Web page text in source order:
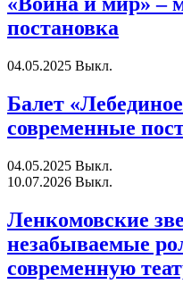
постановка
04.05.2025 Выкл.
Балет
современные
04.05.2025 Выкл.
10.07.2026 Выкл.
Ленкомовские
незабываемые
современную